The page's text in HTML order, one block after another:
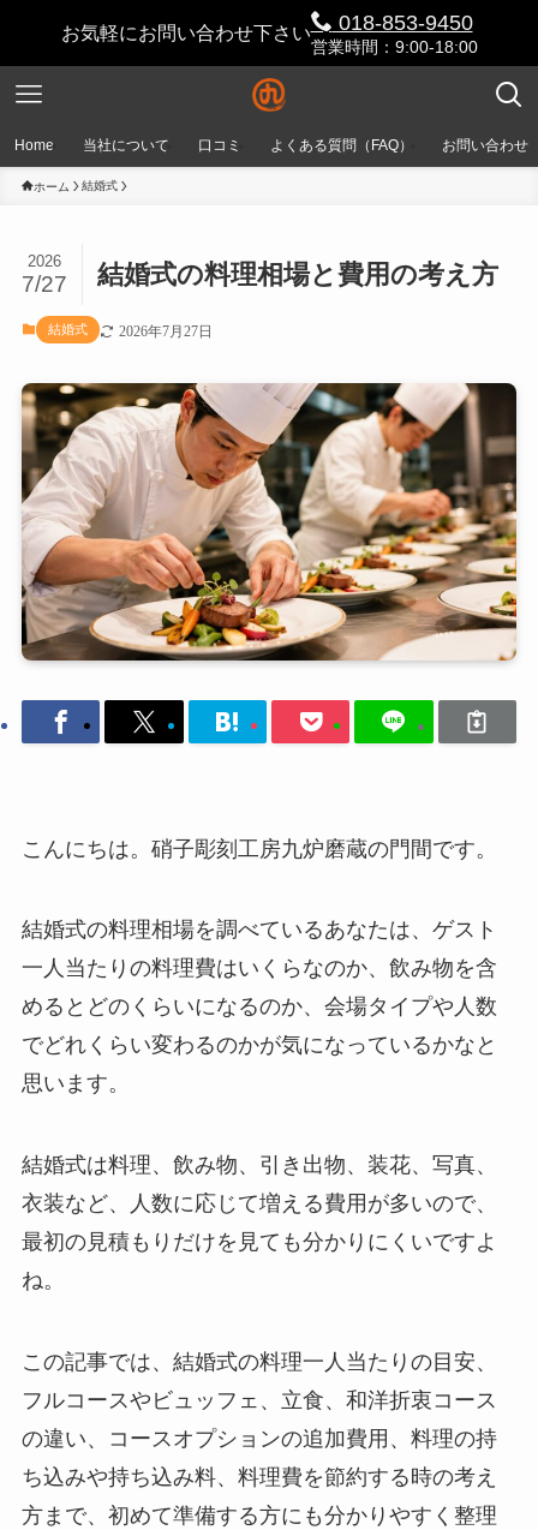
お気軽にお問い合わせ下さい 018-853-9450
営業時間：9:00-18:00
Home 当社について 口コミ よくある質問（FAQ） お問い合わせ
ホーム 結婚式
結婚式の料理相場と費用の考え方
2026
7/27
結婚式 2026年7月27日
こんにちは。硝子彫刻工房九炉磨蔵の門間です。
結婚式の料理相場を調べているあなたは、ゲスト
一人当たりの料理費はいくらなのか、飲み物を含
めるとどのくらいになるのか、会場タイプや人数
でどれくらい変わるのかが気になっているかなと
思います。
結婚式は料理、飲み物、引き出物、装花、写真、
衣装など、人数に応じて増える費用が多いので、
最初の見積もりだけを見ても分かりにくいですよ
ね。
この記事では、結婚式の料理一人当たりの目安、
フルコースやビュッフェ、立食、和洋折衷コース
の違い、コースオプションの追加費用、料理の持
ち込みや持ち込み料、料理費を節約する時の考え
方まで、初めて準備する方にも分かりやすく整理